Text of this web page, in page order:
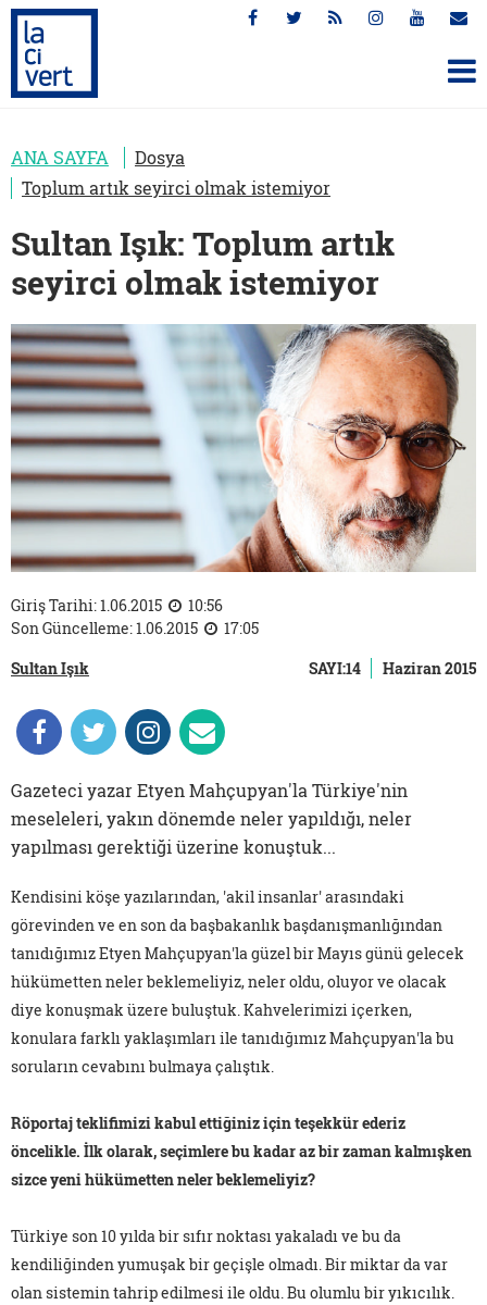
ANA SAYFA
Dosya
Toplum artık seyirci olmak istemiyor
Sultan Işık: Toplum artık
seyirci olmak istemiyor
Giriş Tarihi: 1.06.2015
10:56
Son Güncelleme: 1.06.2015
17:05
Sultan Işık
SAYI:14 Haziran 2015
Gazeteci yazar Etyen Mahçupyan'la Türkiye'nin
meseleleri, yakın dönemde neler yapıldığı, neler
yapılması gerektiği üzerine konuştuk...
Kendisini köşe yazılarından, 'akil insanlar' arasındaki
görevinden ve en son da başbakanlık başdanışmanlığından
tanıdığımız Etyen Mahçupyan'la güzel bir Mayıs günü gelecek
hükümetten neler beklemeliyiz, neler oldu, oluyor ve olacak
diye konuşmak üzere buluştuk. Kahvelerimizi içerken,
konulara farklı yaklaşımları ile tanıdığımız Mahçupyan'la bu
soruların cevabını bulmaya çalıştık.
Röportaj teklifimizi kabul ettiğiniz için teşekkür ederiz
öncelikle. İlk olarak, seçimlere bu kadar az bir zaman kalmışken
sizce yeni hükümetten neler beklemeliyiz?
Türkiye son 10 yılda bir sıfır noktası yakaladı ve bu da
kendiliğinden yumuşak bir geçişle olmadı. Bir miktar da var
olan sistemin tahrip edilmesi ile oldu. Bu olumlu bir yıkıcılık.